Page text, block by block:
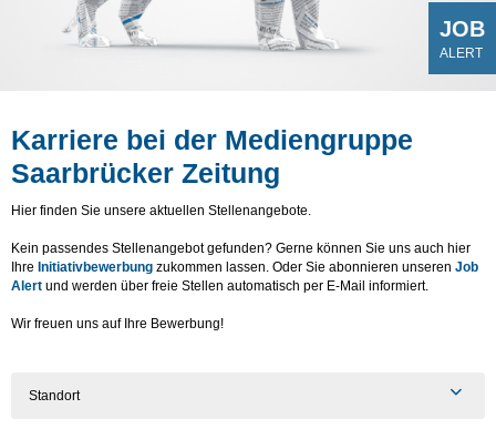
Karriere bei der Mediengruppe
Saarbrücker Zeitung
Hier finden Sie unsere aktuellen Stellenangebote.
Kein passendes Stellenangebot gefunden? Gerne können Sie uns auch hier
Ihre Initiativbewerbung zukommen lassen. Oder Sie abonnieren unseren Job
Alert und werden über freie Stellen automatisch per E-Mail informiert.
Wir freuen uns auf Ihre Bewerbung!
Standort
JOB
ALERT